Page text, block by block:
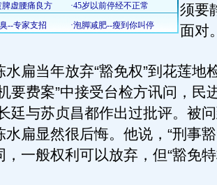
须要
面对
当年放弃“豁免权”到花莲地
要费案”中接受台检方讯问，民
廷与苏贞昌都作出过批评。被
水扁显然很后悔。他说，“刑事
，一般权利可以放弃，但“豁免